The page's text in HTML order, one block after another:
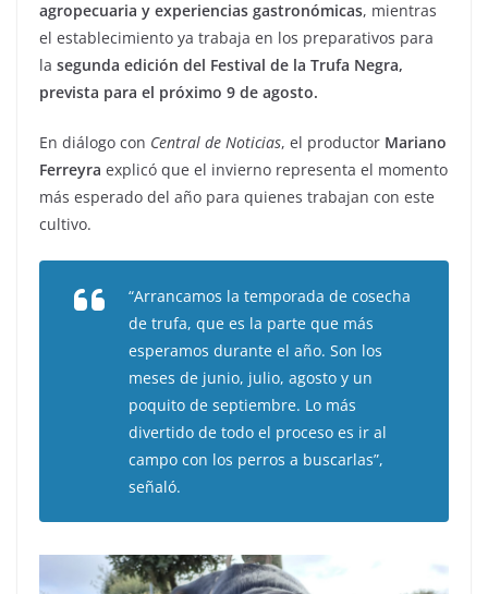
agropecuaria y experiencias gastronómicas, mientras
el establecimiento ya trabaja en los preparativos para
la segunda edición del Festival de la Trufa Negra,
prevista para el próximo 9 de agosto.
En diálogo con Central de Noticias, el productor Mariano
Ferreyra explicó que el invierno representa el momento
más esperado del año para quienes trabajan con este
cultivo.
“Arrancamos la temporada de cosecha
de trufa, que es la parte que más
esperamos durante el año. Son los
meses de junio, julio, agosto y un
poquito de septiembre. Lo más
divertido de todo el proceso es ir al
campo con los perros a buscarlas”,
señaló.